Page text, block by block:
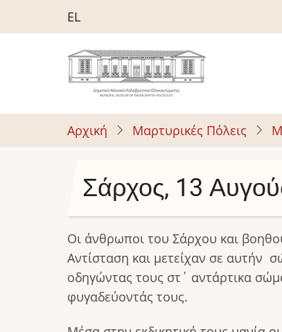
Παράκαμψη
προς
περιεχόμενο
EL
Αρχική Μαρτυρικές Πόλεις
Σάρχος, 13
Οι άνθρωποι του Σάρχου και
Αντίσταση και μετείχαν σε αυτήν
οδηγώντας τους στ΄ αντάρτικα
φυγαδεύοντάς τους.